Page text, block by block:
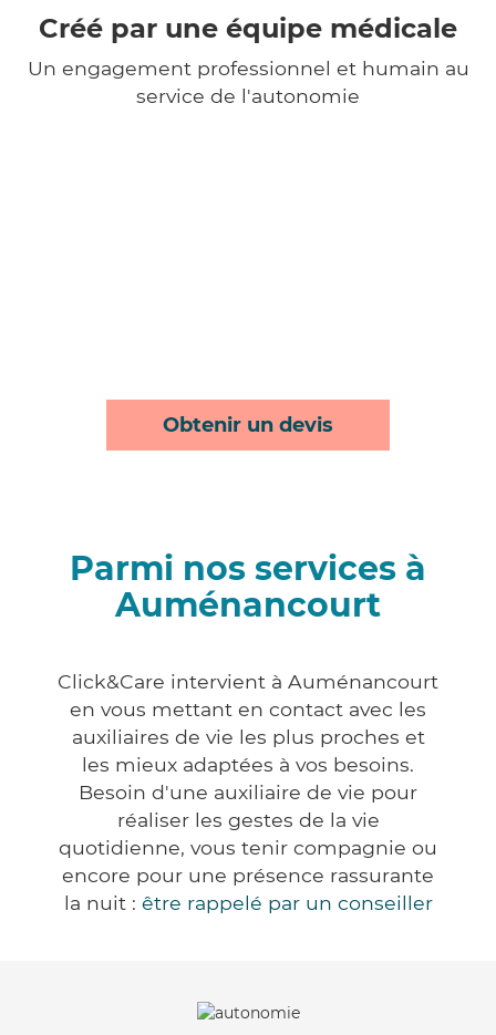
Créé par une équipe médicale
Un engagement professionnel et humain au
service de l'autonomie
Obtenir un devis
Parmi nos services à
Auménancourt
Click&Care intervient à Auménancourt
en vous mettant en contact avec les
auxiliaires de vie les plus proches et
les mieux adaptées à vos besoins.
Besoin d'une auxiliaire de vie pour
réaliser les gestes de la vie
quotidienne, vous tenir compagnie ou
encore pour une présence rassurante
la nuit : être rappelé par un conseiller